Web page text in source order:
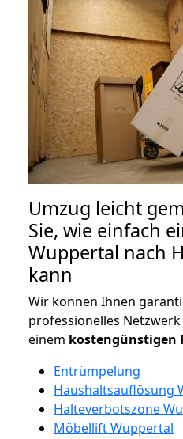
Umzug leicht
Sie, wie einfach
Wuppertal nach
kann
Wir können Ihnen
professionelles
einem kostengünstigen
Entrümpelung
Haushaltsauflösung
Halteverbotszone
Möbellift Wuppertal